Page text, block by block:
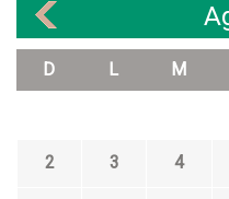
D L M
2 3 4